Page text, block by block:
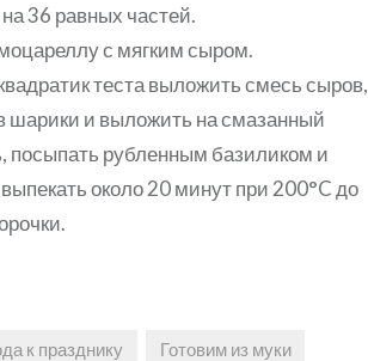
36 равных частей.
с мягким сыром.
теста выложить смесь сыров,
шарики и выложить на смазанный
посыпать рубленным базиликом и
около 20 минут при 200°C до
к празднику Готовим из муки